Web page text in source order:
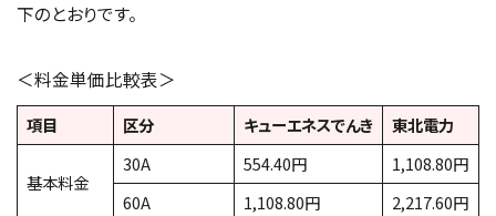
下のとおりです。
＜料金単価比較表＞
項目 区分 キューエネスでんき 東北電力
基本料金
30A 554.40円
1,108.80円
60A
1,108.80円 2,217.60円